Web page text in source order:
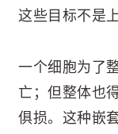
这些目标不是
一个细胞为了
亡；但整体也
俱损。这种嵌